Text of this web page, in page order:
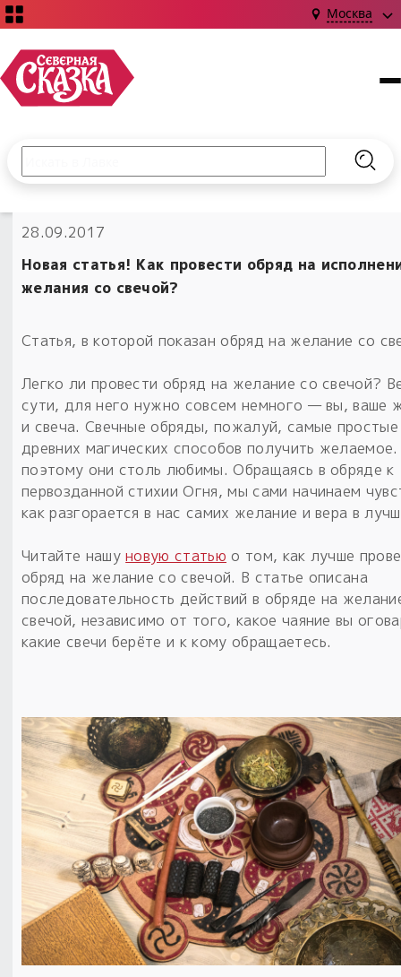
Москва
НОВИНКИ!
Книги
Издания о Славянской культуре и ведовстве
Наборы для курсов и книг
Обереги для дома и машины
Обрядовые предметы
Расходные материалы
Готовые заговоры и обряды
Сказки
Об авторе и издательстве
Наборы для книг
Электронные книги
С чего начать?
Материалы
Для алтаря
Расходные материалы
Гадание он-лайн
Приложение для гадания
30 вариантов раскладов по системе Рез Рода:
Предметы
Магические наборы
Для алтаря
С чего начать?
Новые книги
в лавке!
«Резы Рода. Нежиты» и «Резы
Рода.Духи-Хозяева» с колодами
Узнать
Пыльный сундучок
большое обновление
Товары со скидкой
Новинки
Товары недели
Введите текст и нажмите кнопку «Найти», чтобы
28.09.2017
Новая статья! Как провести обряд на
желания со свечой?
Статья, в которой показан обряд на желание со
Легко ли провести обряд на желание со свечой?
сути, для него нужно совсем немного — вы, ваше
и свеча. Свечные обряды, пожалуй, самые простые
древних магических способов получить
поэтому они столь любимы. Обращаясь в обряде к
первозданной стихии Огня, мы сами начинаем
как разгорается в нас самих желание и вера в
Читайте нашуновую статью о том, как лучше
обряд на желание со свечой. В статье описана
последовательность действий в обряде на
свечой, независимо от того, какое чаяние вы
какие свечи берёте и к кому обращаетесь.